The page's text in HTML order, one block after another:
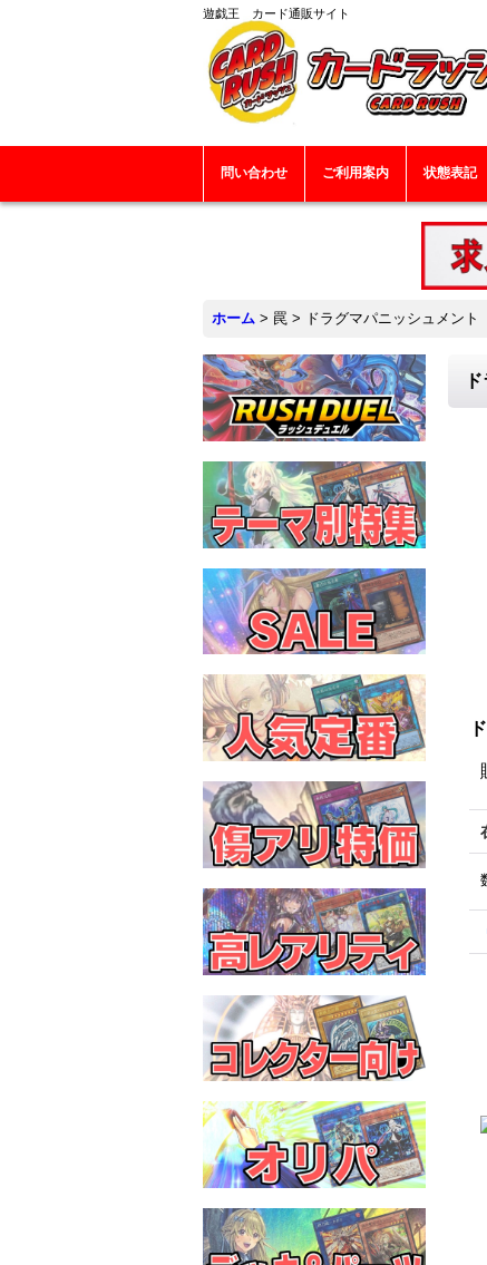
遊戯王 カード通販サイト
問い合わせ ご利用案内 状態表記
ホーム > 罠 > ドラグマパニッシュメント